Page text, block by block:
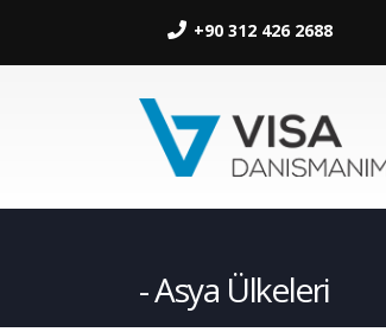
+90 312 426 2688
Asya Ülkeleri